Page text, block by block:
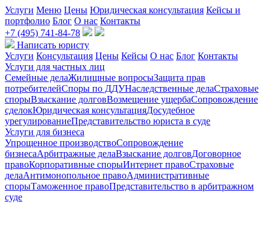
Услуги Меню Цены Юридическая консультация Кейсы и
портфолио Блог О нас Контакты
+7 (495) 741-84-78
Написать юристу
Услуги Консультация Цены Кейсы О нас Блог Контакты
Услуги для частных лиц
Семейные делаЖилищные вопросыЗащита прав
потребителейСпоры по ДДУНаследственные делаСтраховые
спорыВзыскание долговВозмещение ущербаСопровождение
сделокЮридическая консультацияДосудебное
урегулированиеПредставительство юриста в суде
Услуги для бизнеса
Упрощенное производствоСопровождение
бизнесаАрбитражные делаВзыскание долговДоговорное
правоКорпоративные спорыИнтернет правоСтраховые
делаАнтимонопольное правоАдминистративные
спорыТаможенное правоПредставительство в арбитражном
суде